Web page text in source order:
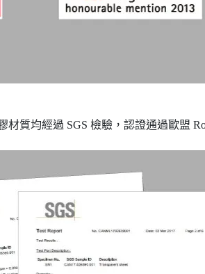
材質均經過 SGS 檢驗，認證通過歐盟